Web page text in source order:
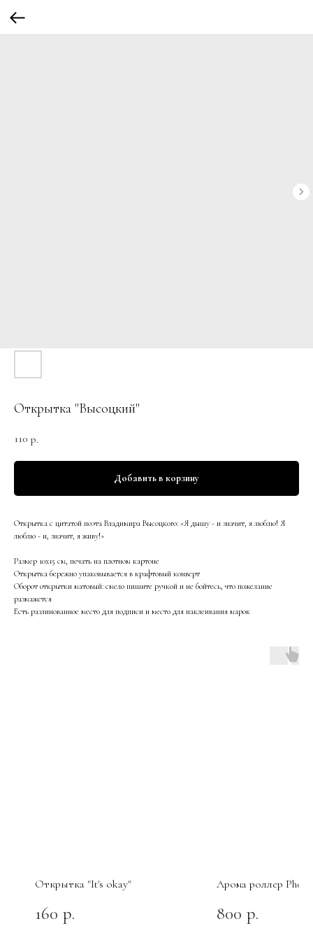
Открытка "Высоцкий"
110 р.
Добавить в корзину
Открытка с цитатой поэта Владимира Высоцкого: «Я дышу - и значит, я люблю! Я
люблю - и, значит, я живу!»
Размер 10х15 см, печать на плотном картоне
Открытка бережно упаковывается в крафтовый конверт
Оборот открытки матовый: смело пишите ручкой и не бойтесь, что пожелание
размажется
Есть разлинованное место для подписи и место для наклеивания марок
Открытка "It's okay"
160 р.
Арома роллер
800 р.